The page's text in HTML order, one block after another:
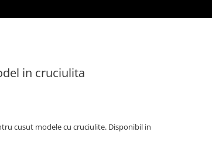
in cruciulita
cusut modele cu cruciulite. Disponibil in